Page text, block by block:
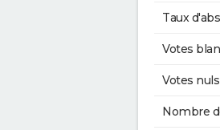
Taux
Votes
Votes
Nombre